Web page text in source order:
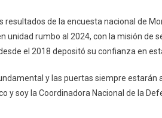
resultados de la encuesta nacional de
unidad rumbo al 2024, con la misión de
el 2018 depositó su confianza en
y las puertas siempre
y soy la Coordinadora Nacional de la